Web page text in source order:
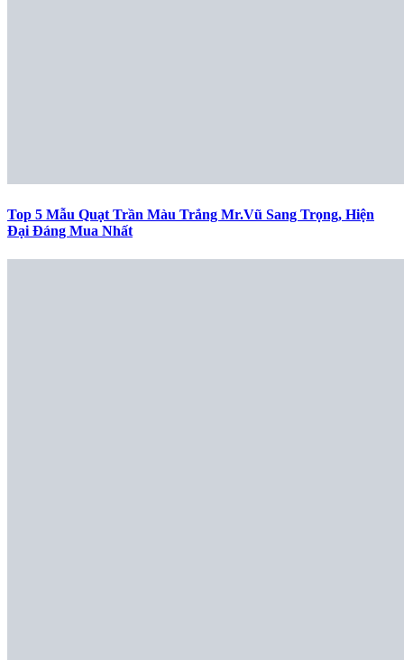
Top 5 Mẫu Quạt Trần Màu Trắng Mr.Vũ Sang Trọng, Hiện
Đại Đáng Mua Nhất